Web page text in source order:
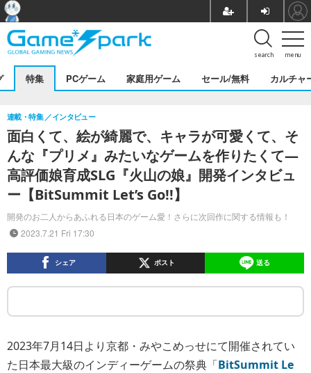
menu
search
特集 PCゲーム 家庭用ゲーム セール/無料 カルチャ
面白くて、絵が綺麗で、キャラが可愛くて、そ
んな『プリメ』みたいなゲームを作りたくて―
高評価娘育成SLG『火山の娘』開発インタビュ
ー【BitSummit Let’s Go!!】
開発のお二人からあふれる日本のゲーム愛！さらに次回作に関する情報も！
連載・特集 インタビュー
2023.7.21 Fri 17:30
シェア ポスト 送る
2023年7月14日より京都・みやこめっせにて開催されてい
た日本最大級のインディーゲームの祭典「BitSummit Le